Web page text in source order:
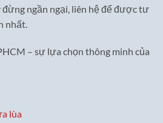
ngần ngại, liên hệ để được tư
nhất.
lùa